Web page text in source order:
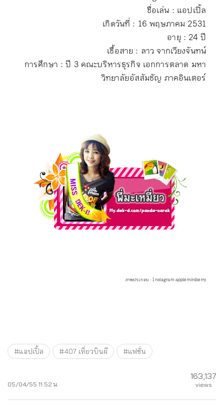
ชื่อเล่น : แอปเปิ้ล
เกิดวันที่ : 16 พฤษภาคม 2531
อายุ : 24 ปี
เชื้อสาย : ลาว จากเวียงจันทน์
การศึกษา : ปี 3 คณะบริหารธุรกิจ เอกการตลาด มหา
วิทยาลัยอัสสัมชัญ ภาคอินเตอร์
ภาพประกอบ : Instagram appleminiberry
#แอปเปิ้ล #407 เที่ยวบินผี #แฟชั่น
05/04/55 11:52 น.
163,137
views